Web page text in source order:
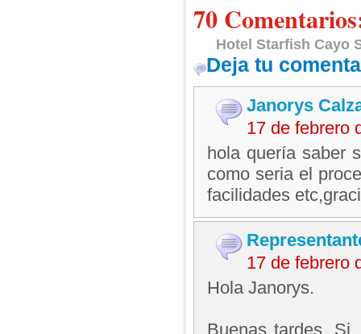
70
Hotel Starfish Cayo
Deja tu
Janorys
17 de febrero
hola quería saber
como seria el
facilidades
17 de febrero
Hola Janorys.
Buenas tardes.